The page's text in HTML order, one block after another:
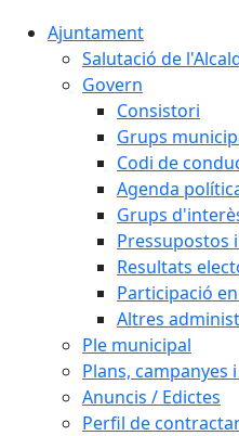
Ajuntament
Salutació de
Govern
Consistori
Grups
Codi de
Agenda
Grups
Pressupostos
Resultats
Participació
Altres
Ple municipal
Plans, campanyes
Anuncis / Edictes
Perfil de